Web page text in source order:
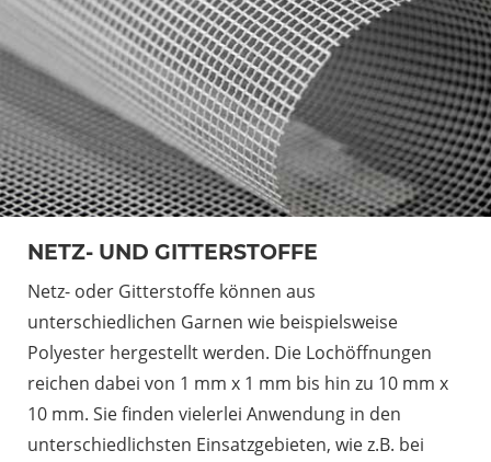
NETZ- UND GITTERSTOFFE
Netz- oder Gitterstoffe können aus
unterschiedlichen Garnen wie beispielsweise
Polyester hergestellt werden. Die Lochöffnungen
reichen dabei von 1 mm x 1 mm bis hin zu 10 mm x
10 mm. Sie finden vielerlei Anwendung in den
unterschiedlichsten Einsatzgebieten, wie z.B. bei